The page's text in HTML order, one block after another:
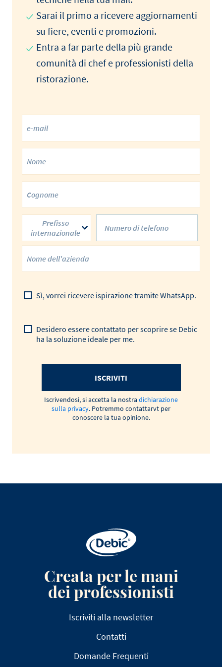
Sarai il primo a ricevere aggiornamenti
su fiere, eventi e promozioni.
Entra a far parte della più grande
comunità di chef e professionisti della
ristorazione.
Prefisso
internazionale
Sì, vorrei ricevere ispirazione tramite WhatsApp.
Desidero essere contattato per scoprire se Debic
ha la soluzione ideale per me.
ISCRIVITI
Iscrivendosi, si accetta la nostra dichiarazione
sulla privacy. Potremmo contattarvt per
conoscere la tua opinione.
Creata per le mani
dei professionisti
Iscriviti alla newsletter
Contatti
Domande Frequenti